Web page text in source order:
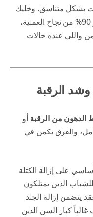
بشكل متناسق. وخليك
دايماً متذكر إن اختيار الدكتور الصح هو 90% من نجاح العملية،
واللي عنده حالات
الرقبة
من الرقبة أو
والفرق يكمن في
على إزالة الكتلة
الذين يمتلكون
يتضمن إزالة الجلد
كبار السن الذين